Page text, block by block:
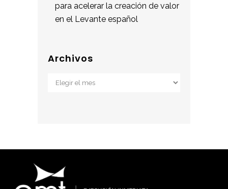
para acelerar la creación de valor
en el Levante español
Archivos
Archivos